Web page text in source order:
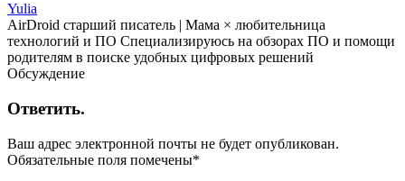
Yulia
AirDroid старший писатель | Мама × любительница
технологий и ПО Специализируюсь на обзорах ПО и помощи
родителям в поиске удобных цифровых решений
Обсуждение
Ответить.
Ваш адрес электронной почты не будет опубликован.
Обязательные поля помечены*